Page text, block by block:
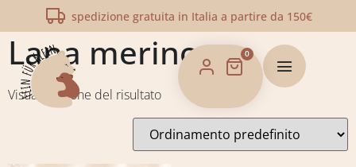
spedizione gratuita in Italia a partire da 150€
0
/Shop/ Prodotti taggati “Lana merino”
Lana merino
Visualizzazione del risultato